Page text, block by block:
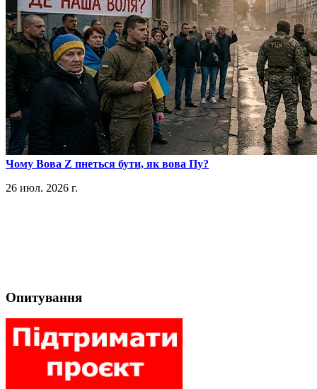
​Чому Вова Z пнеться бути, як вова Пу?
26 июл. 2026 г.
Опитування